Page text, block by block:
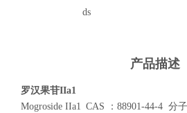
ds
产品描述
罗汉果苷IIa1
Mogroside IIa1 CAS ： 88901-44-4 分